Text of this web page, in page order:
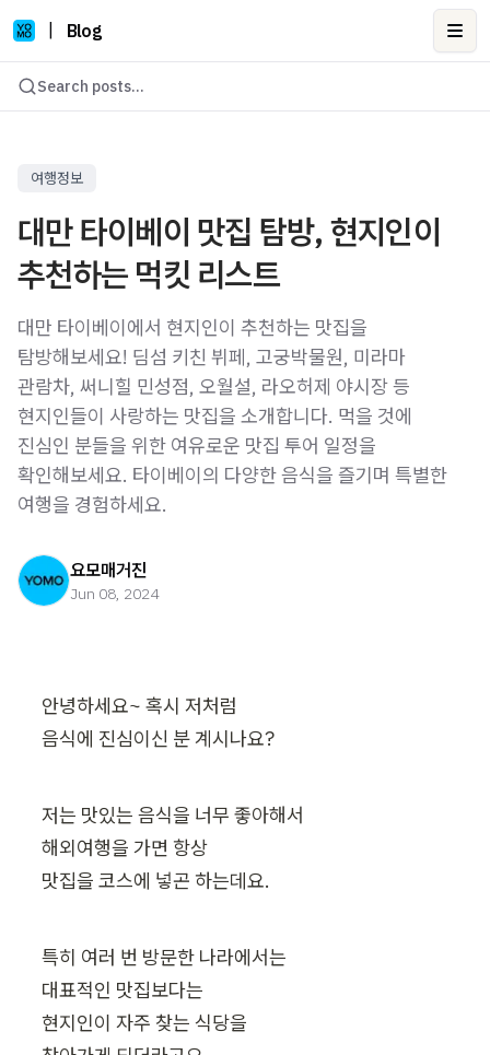
Blog
Search posts...
여행정보
대만 타이베이 맛집 탐방, 현지인이
추천하는 먹킷 리스트
대만 타이베이에서 현지인이 추천하는 맛집을
탐방해보세요! 딤섬 키친 뷔페, 고궁박물원, 미라마
관람차, 써니힐 민성점, 오월설, 라오허제 야시장 등
현지인들이 사랑하는 맛집을 소개합니다. 먹을 것에
진심인 분들을 위한 여유로운 맛집 투어 일정을
확인해보세요. 타이베이의 다양한 음식을 즐기며 특별한
여행을 경험하세요.
요모매거진
Jun 08, 2024
안녕하세요~ 혹시 저처럼
음식에 진심이신 분 계시나요?
저는 맛있는 음식을 너무 좋아해서
해외여행을 가면 항상
맛집을 코스에 넣곤 하는데요.
특히 여러 번 방문한 나라에서는
대표적인 맛집보다는
현지인이 자주 찾는 식당을